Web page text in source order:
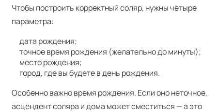
Чтобы построить корректный соляр, нужны четыре
параметра:
дата рождения;
точное время рождения (желательно до минуты);
место рождения;
город, где вы будете в день рождения.
Особенно важно время рождения. Если оно неточное,
асцендент соляра и дома может сместиться — а это